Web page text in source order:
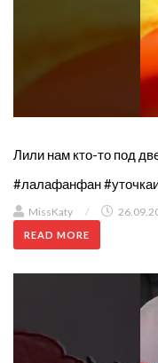
Лили нам кто-то под
#лалафанфан
MissKaty /
READ MORE